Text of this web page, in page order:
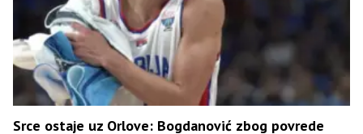
Srce ostaje uz Orlove: Bogdanović zbog povrede